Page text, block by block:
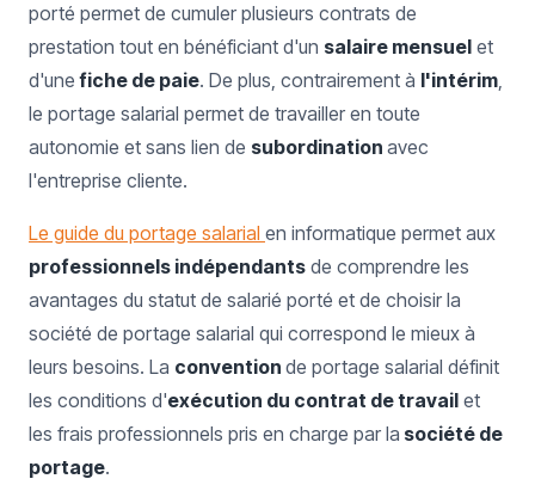
porté permet de cumuler plusieurs contrats de
prestation tout en bénéficiant d'un salaire mensuel et
d'une fiche de paie. De plus, contrairement à l'intérim,
le portage salarial permet de travailler en toute
autonomie et sans lien de subordination avec
l'entreprise cliente.
Le guide du portage salarial en informatique permet aux
professionnels indépendants de comprendre les
avantages du statut de salarié porté et de choisir la
société de portage salarial qui correspond le mieux à
leurs besoins. La convention de portage salarial définit
les conditions d'exécution du contrat de travail et
les frais professionnels pris en charge par la société de
portage.